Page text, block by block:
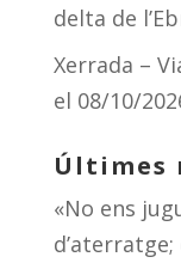
delta de
Xerrada –
el 08/10/
Últimes
«No ens